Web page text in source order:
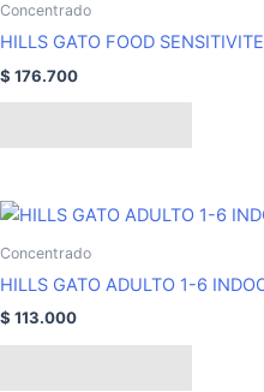
Concentrado
HILLS GATO FOOD
$ 176.700
Concentrado
HILLS GATO ADULTO 1-6
$ 113.000